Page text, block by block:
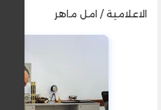
الاعلامية / امل ماهر